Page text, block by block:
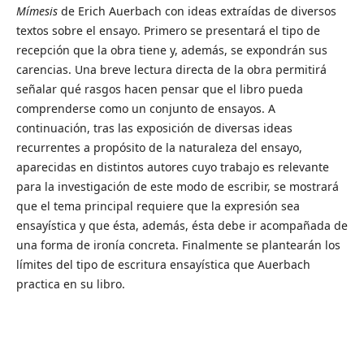
Mímesisde Erich Auerbach con ideas extraídas de diversos
textos sobre el ensayo. Primero se presentará el tipo de
recepción que la obra tiene y, además, se expondrán sus
carencias. Una breve lectura directa de la obra permitirá
señalar qué rasgos hacen pensar que el libro pueda
comprenderse como un conjunto de ensayos. A
continuación, tras las exposición de diversas ideas
recurrentes a propósito de la naturaleza del ensayo,
aparecidas en distintos autores cuyo trabajo es relevante
para la investigación de este modo de escribir, se mostrará
que el tema principal requiere que la expresión sea
ensayística y que ésta, además, ésta debe ir acompañada de
una forma de ironía concreta. Finalmente se plantearán los
límites del tipo de escritura ensayística que Auerbach
practica en su libro.